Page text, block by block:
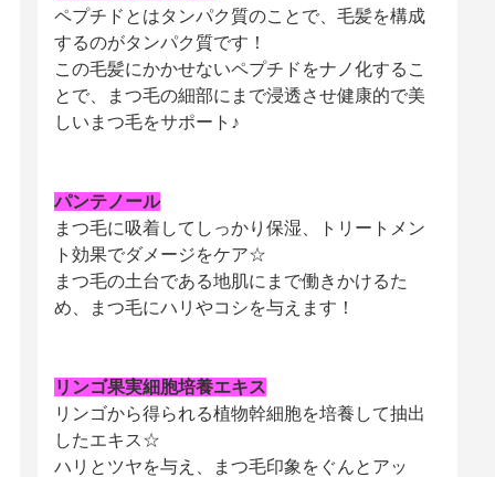
ペプチドとはタンパク質のことで、毛髪を構成
するのがタンパク質です！
この毛髪にかかせないペプチドをナノ化するこ
とで、まつ毛の細部にまで浸透させ健康的で美
しいまつ毛をサポート♪
パンテノール
まつ毛に吸着してしっかり保湿、トリートメン
ト効果でダメージをケア☆
まつ毛の土台である地肌にまで働きかけるた
め、まつ毛にハリやコシを与えます！
リンゴ果実細胞培養エキス
リンゴから得られる植物幹細胞を培養して抽出
したエキス☆
ハリとツヤを与え、まつ毛印象をぐんとアッ